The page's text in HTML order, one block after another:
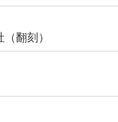
翻刻）